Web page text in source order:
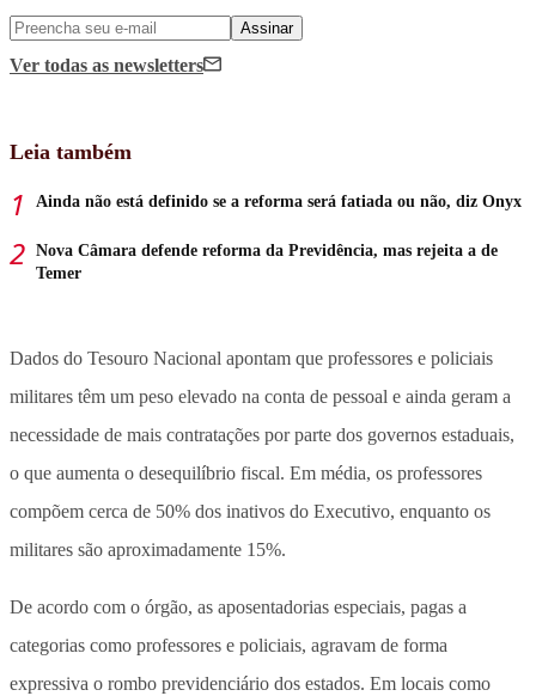
Assinar
Ver todas as newsletters
Leia também
Ainda não está definido se a reforma será fatiada ou não, diz Onyx
Nova Câmara defende reforma da Previdência, mas rejeita a de
Temer
Dados do Tesouro Nacional apontam que professores e policiais
militares têm um peso elevado na conta de pessoal e ainda geram a
necessidade de mais contratações por parte dos governos estaduais,
o que aumenta o desequilíbrio fiscal. Em média, os professores
compõem cerca de 50% dos inativos do Executivo, enquanto os
militares são aproximadamente 15%.
De acordo com o órgão, as aposentadorias especiais, pagas a
categorias como professores e policiais, agravam de forma
expressiva o rombo previdenciário dos estados. Em locais como